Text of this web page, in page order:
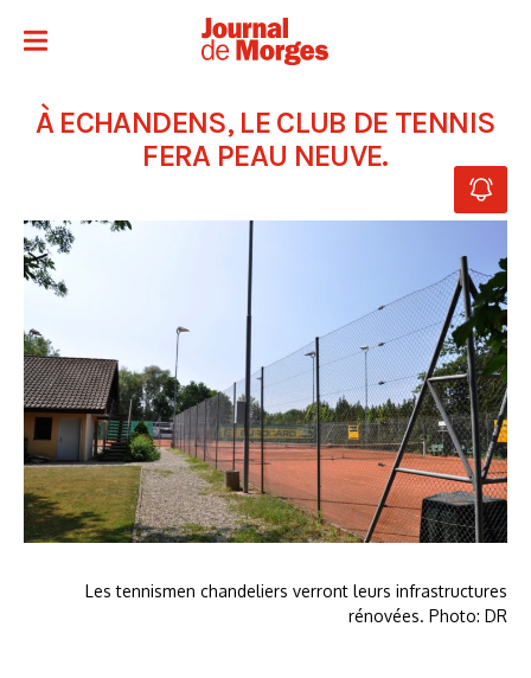
À ECHANDENS, LE CLUB DE TENNIS
FERA PEAU NEUVE.
Les tennismen chandeliers verront leurs infrastructures
rénovées. Photo: DR